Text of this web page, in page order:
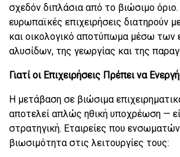
σχεδόν διπλάσια από το βιώσιμο
ευρωπαϊκές επιχειρήσεις διατηρούν
και οικολογικό αποτύπωμα μέσω των
αλυσίδων, της γεωργίας και της
Γιατί οι Επιχειρήσεις Πρέπει να
Η μετάβαση σε βιώσιμα
αποτελεί απλώς ηθική υποχρέωση —
στρατηγική. Εταιρείες που
βιωσιμότητα στις λειτουργίες τους: